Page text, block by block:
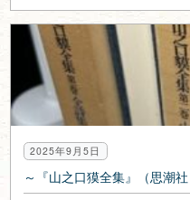
2025年9月5日
～『山之口獏全集』（思潮